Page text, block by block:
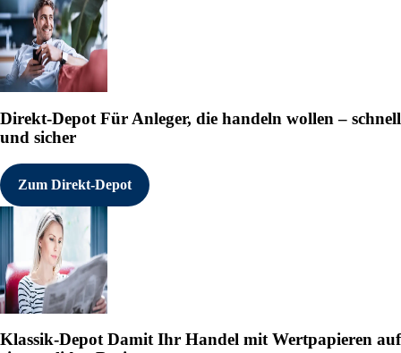
Direkt-Depot Für Anleger, die handeln wollen – schnell
und sicher
Zum Direkt-Depot
Klassik-DepotDamit Ihr Handel mit Wertpapieren auf